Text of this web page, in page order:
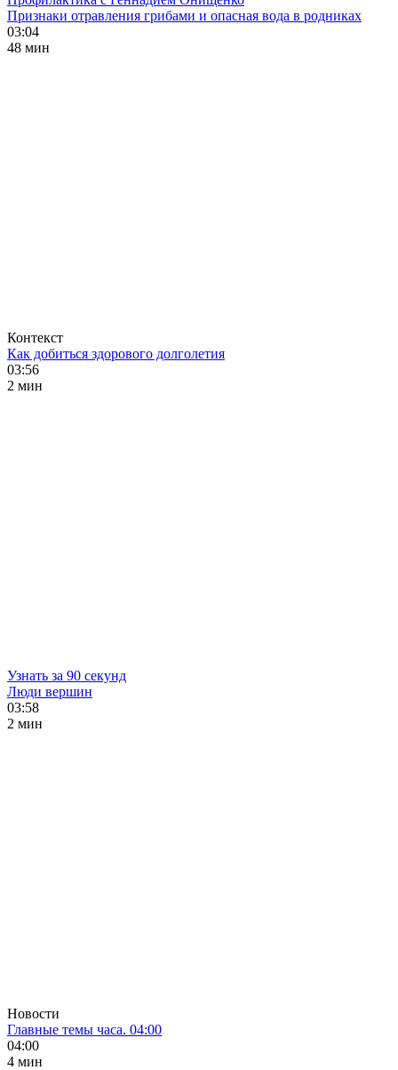
Признаки отравления грибами и опасная вода в родниках
03:04
48 мин
Контекст
Как добиться здорового долголетия
03:56
2 мин
Узнать за 90 секунд
Люди вершин
03:58
2 мин
Новости
Главные темы часа. 04:00
04:00
4 мин